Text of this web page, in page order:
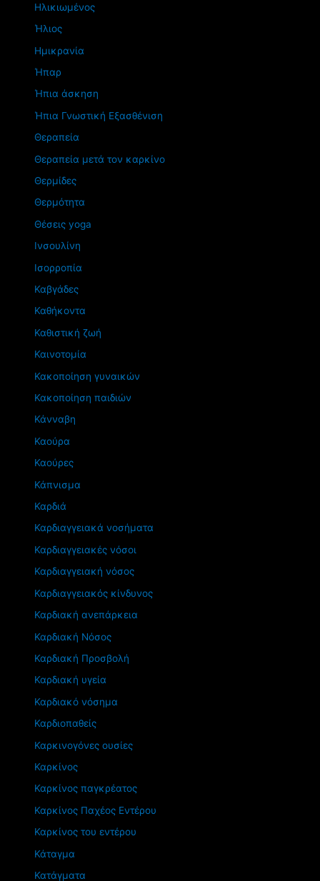
Ηλικιωμένος
Ήλιος
Ημικρανία
Ήπαρ
Ήπια άσκηση
Ήπια Γνωστική Εξασθένιση
Θεραπεία
Θεραπεία μετά τον καρκίνο
Θερμίδες
Θερμότητα
Θέσεις yoga
Ινσουλίνη
Ισορροπία
Καβγάδες
Καθήκοντα
Καθιστική ζωή
Καινοτομία
Κακοποίηση γυναικών
Κακοποίηση παιδιών
Κάνναβη
Καούρα
Καούρες
Κάπνισμα
Καρδιά
Καρδιαγγειακά νοσήματα
Καρδιαγγειακές νόσοι
Καρδιαγγειακή νόσος
Καρδιαγγειακός κίνδυνος
Καρδιακή ανεπάρκεια
Καρδιακή Νόσος
Καρδιακή Προσβολή
Καρδιακή υγεία
Καρδιακό νόσημα
Καρδιοπαθείς
Καρκινογόνες ουσίες
Καρκίνος
Καρκίνος παγκρέατος
Καρκίνος Παχέος Εντέρου
Καρκίνος του εντέρου
Κάταγμα
Κατάγματα